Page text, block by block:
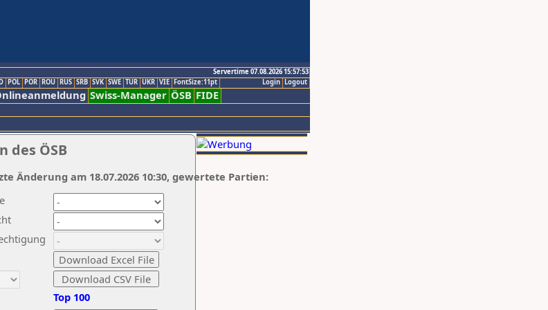
Servertime 07.08.2026 15:57:53
Logout
Login
POL POR ROU RUS SRB SVK SWE TUR UKR VIE FontSize:11pt
Swiss-Manager ÖSB FIDE
des ÖSB
Top 100
Änderung am 18.07.2026 10:30, gewertete Partien: